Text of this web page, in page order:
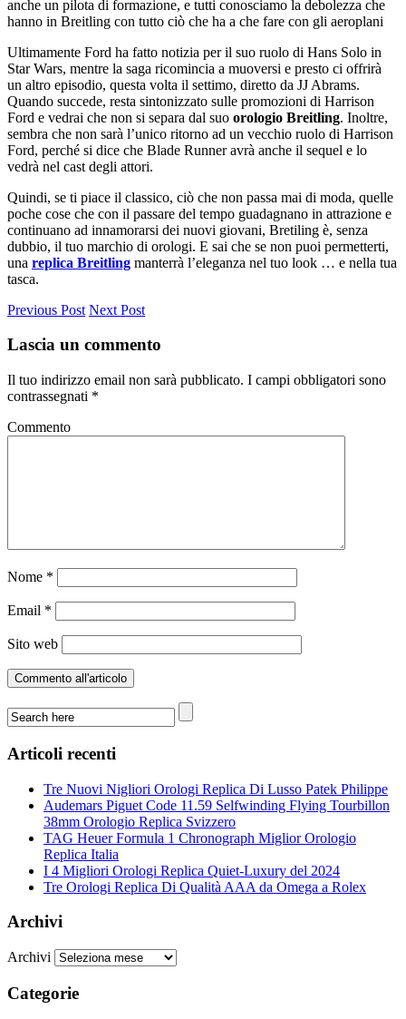
anche un pilota di formazione, e tutti conosciamo la debolezza che
hanno in Breitling con tutto ciò che ha a che fare con gli aeroplani
Ultimamente Ford ha fatto notizia per il suo ruolo di Hans Solo in
Star Wars, mentre la saga ricomincia a muoversi e presto ci offrirà
un altro episodio, questa volta il settimo, diretto da JJ Abrams.
Quando succede, resta sintonizzato sulle promozioni di Harrison
Ford e vedrai che non si separa dal suo orologio Breitling. Inoltre,
sembra che non sarà l’unico ritorno ad un vecchio ruolo di Harrison
Ford, perché si dice che Blade Runner avrà anche il sequel e lo
vedrà nel cast degli attori.
Quindi, se ti piace il classico, ciò che non passa mai di moda, quelle
poche cose che con il passare del tempo guadagnano in attrazione e
continuano ad innamorarsi dei nuovi giovani, Bretiling è, senza
dubbio, il tuo marchio di orologi. E sai che se non puoi permetterti,
una replica Breitling manterrà l’eleganza nel tuo look … e nella tua
tasca.
Previous Post Next Post
Lascia un commento
Il tuo indirizzo email non sarà pubblicato. I campi obbligatori sono
contrassegnati *
Commento
Nome *
Email *
Sito web
Articoli recenti
Tre Nuovi Nigliori Orologi Replica Di Lusso Patek Philippe
Audemars Piguet Code 11.59 Selfwinding Flying Tourbillon
38mm Orologio Replica Svizzero
TAG Heuer Formula 1 Chronograph Miglior Orologio
Replica Italia
I 4 Migliori Orologi Replica Quiet-Luxury del 2024
Tre Orologi Replica Di Qualità AAA da Omega a Rolex
Archivi
Archivi
Categorie